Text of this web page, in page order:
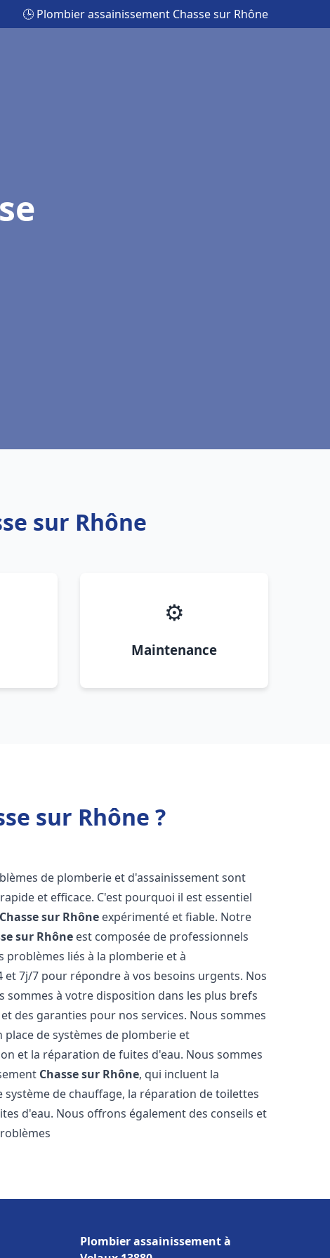
🕒 Plombier assainissement Chasse sur Rhône
sur Rhône
⚙️
Maintenance
sur Rhône ?
de plomberie et d'assainissement sont
et efficace. C'est pourquoi il est essentiel
Chasse sur Rhône expérimenté et fiable. Notre
sur Rhône est composée de professionnels
liés à la plomberie et à
7j/7 pour répondre à vos besoins urgents. Nos
à votre disposition dans les plus brefs
des garanties pour nos services. Nous sommes
de systèmes de plomberie et
et la réparation de fuites d'eau. Nous sommes
Chasse sur Rhône, qui incluent la
de chauffage, la réparation de toilettes
d'eau. Nous offrons également des conseils et
Plombier assainissement à